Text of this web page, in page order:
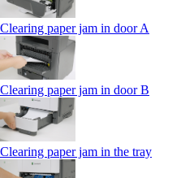
Clearing paper jam in door A
Clearing paper jam in door B
Clearing paper jam in the tray